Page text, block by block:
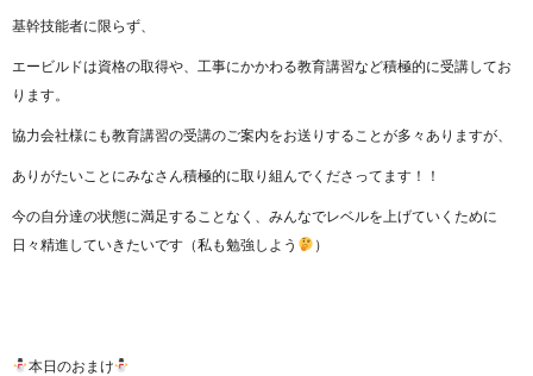
基幹技能者に限らず、
エービルドは資格の取得や、工事にかかわる教育講習など積極的に受講してお
ります。
協力会社様にも教育講習の受講のご案内をお送りすることが多々ありますが、
ありがたいことにみなさん積極的に取り組んでくださってます！！
今の自分達の状態に満足することなく、みんなでレベルを上げていくために
日々精進していきたいです（私も勉強しよう
）
本日のおまけ